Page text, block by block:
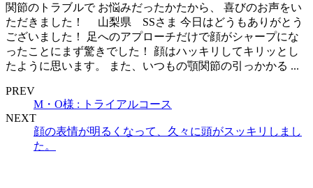
関節のトラブルで お悩みだったかたから、 喜びのお声をい
ただきました！ 山梨県 SSさま 今日はどうもありがとう
ございました！ 足へのアプローチだけで顔がシャープにな
ったことにまず驚きでした！ 顔はハッキリしてキリッとし
たように思います。 また、いつもの顎関節の引っかかる ...
PREV
M・O様 : トライアルコース
NEXT
顔の表情が明るくなって、久々に頭がスッキリしまし
た。